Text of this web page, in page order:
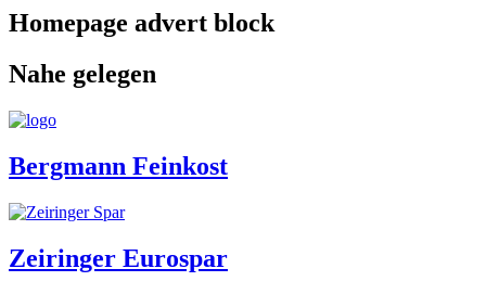
Homepage advert block
Nahe gelegen
Bergmann Feinkost
Zeiringer Eurospar